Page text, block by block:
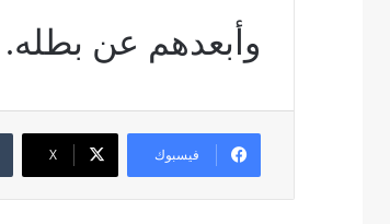
وأبعدهم عن بطله.
فيسبوك ‫X